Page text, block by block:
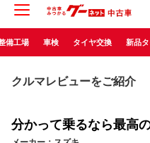
備工場 車検 タイヤ交換 新品
クルマレビューをご紹介
分かって乗るなら最高